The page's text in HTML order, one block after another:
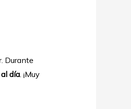
Durante
día. ¡Muy